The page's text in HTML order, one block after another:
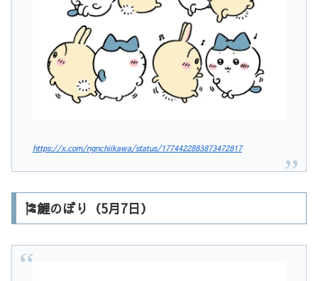
https://x.com/ngnchiikawa/status/1774422883873472817
🎏鯉のぼり（5月7日）